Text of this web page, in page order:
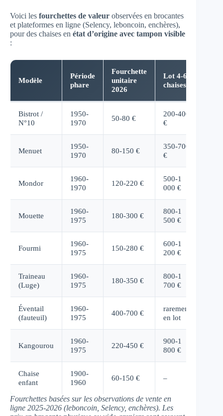
Voici les fourchettes de valeur observées en brocantes
et plateformes en ligne (Selency, leboncoin, enchères),
pour des chaises en état d’origine avec tampon visible
:
Modèle
Période
phare
Fourchette
unitaire
2026
Lot 4-6
chaises
Bistrot /
N°10
1950-
1970
50-80 €
200-400
€
Menuet
1950-
1970
80-150 €
350-700
€
Mondor
1960-
1970
120-220 €
500-1
000 €
Mouette
1960-
1975
180-300 €
800-1
500 €
Fourmi
1960-
1975
150-280 €
600-1
200 €
Traineau
(Luge)
1960-
1975
180-350 €
800-1
700 €
Éventail
(fauteuil)
1960-
1975
400-700 €
rarement
en lot
Kangourou
1960-
1975
220-450 €
900-1
800 €
Chaise
enfant
1900-
1960
60-150 € –
Fourchettes basées sur les observations de vente en
ligne 2025-2026 (leboncoin, Selency, enchères). Les